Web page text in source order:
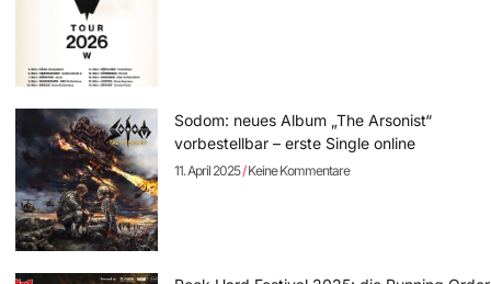
Sodom: neues Album „The Arsonist“
vorbestellbar – erste Single online
11. April 2025 Keine Kommentare